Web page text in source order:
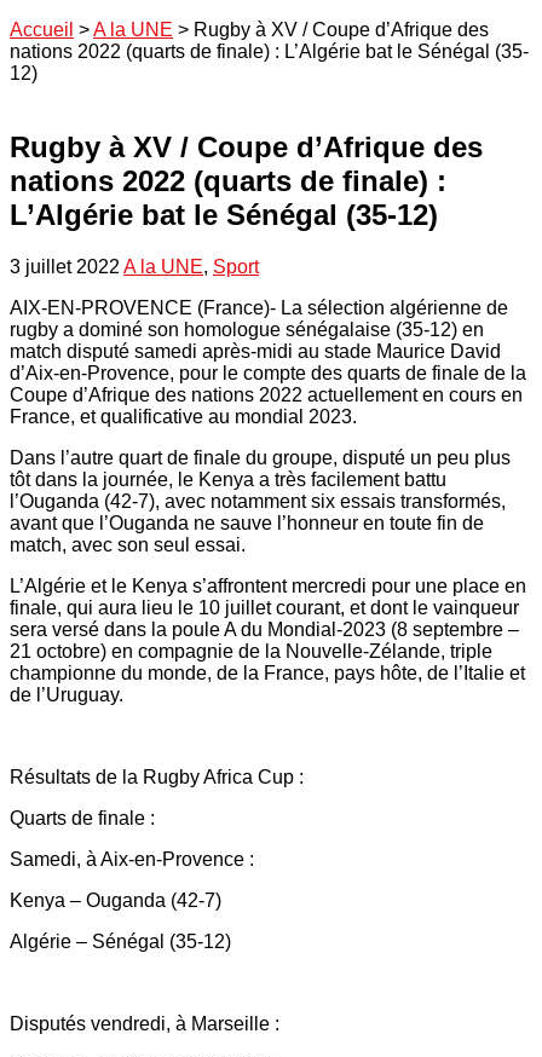
Accueil >A la UNE > Rugby à XV / Coupe d’Afrique des
nations 2022 (quarts de finale) : L’Algérie bat le Sénégal (35-
12)
Rugby à XV / Coupe d’Afrique des
nations 2022 (quarts de finale) :
L’Algérie bat le Sénégal (35-12)
3 juillet 2022 A la UNE, Sport
AIX-EN-PROVENCE (France)- La sélection algérienne de
rugby a dominé son homologue sénégalaise (35-12) en
match disputé samedi après-midi au stade Maurice David
d’Aix-en-Provence, pour le compte des quarts de finale de la
Coupe d’Afrique des nations 2022 actuellement en cours en
France, et qualificative au mondial 2023.
Dans l’autre quart de finale du groupe, disputé un peu plus
tôt dans la journée, le Kenya a très facilement battu
l’Ouganda (42-7), avec notamment six essais transformés,
avant que l’Ouganda ne sauve l’honneur en toute fin de
match, avec son seul essai.
L’Algérie et le Kenya s’affrontent mercredi pour une place en
finale, qui aura lieu le 10 juillet courant, et dont le vainqueur
sera versé dans la poule A du Mondial-2023 (8 septembre –
21 octobre) en compagnie de la Nouvelle-Zélande, triple
championne du monde, de la France, pays hôte, de l’Italie et
de l’Uruguay.
Résultats de la Rugby Africa Cup :
Quarts de finale :
Samedi, à Aix-en-Provence :
Kenya – Ouganda (42-7)
Algérie – Sénégal (35-12)
Disputés vendredi, à Marseille :